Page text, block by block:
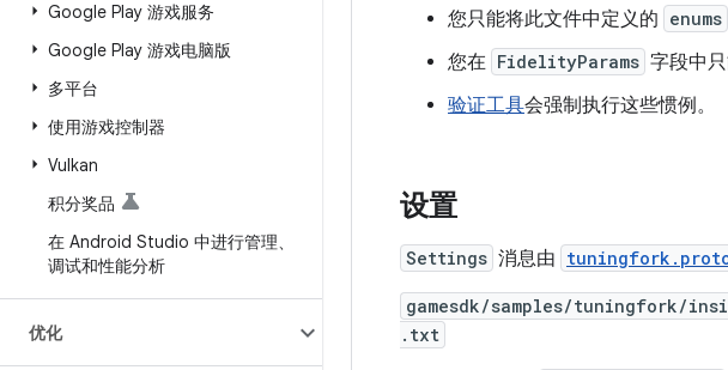
Google Play 游戏服务
Google Play 游戏电脑版
多平台
使用游戏控制器
Vulkan
积分奖品
在 Android Studio 中进行管理、
调试和性能分析
优化
您只能将此文件中定义的 enums
您在 FidelityParams 字段中
验证工具会强制执行这些惯例。
设置
Settings 消息由
gamesdk/samples/tuningfork/
.txt